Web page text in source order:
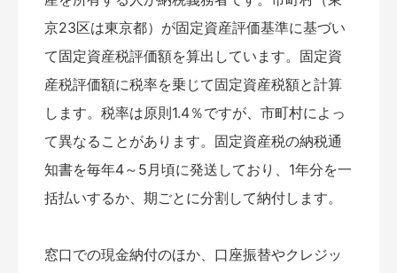
京23区は東京都）が固定資産評価基準に基づい
て固定資産税評価額を算出しています。固定資
産税評価額に税率を乗じて固定資産税額と計算
します。税率は原則1.4％ですが、市町村によっ
て異なることがあります。固定資産税の納税通
知書を毎年4～5月頃に発送しており、1年分を一
括払いするか、期ごとに分割して納付します。
窓口での現金納付のほか、口座振替やクレジッ